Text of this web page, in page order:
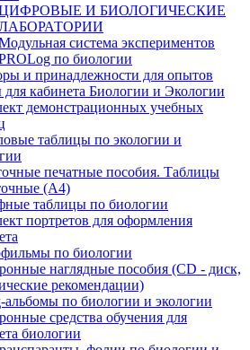
И БИОЛОГИЧЕСКИЕ
система экспериментов
по биологии
и принадлежности для опытов
кабинета Биологии и Экологии
демонстрационных учебных
таблицы по экологии и
печатные пособия. Таблицы
(А4)
таблицы по биологии
портретов для оформления
по биологии
наглядные пособия (CD - диск,
рекомендации)
альбомы по биологии и экологии
средства обучения для
биологии